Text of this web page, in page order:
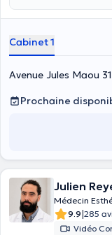
helps you look and
Cabinet 1
Avenue Jules Maou
Prochaine
Julien
Médecin
9.9|285
Vidéo